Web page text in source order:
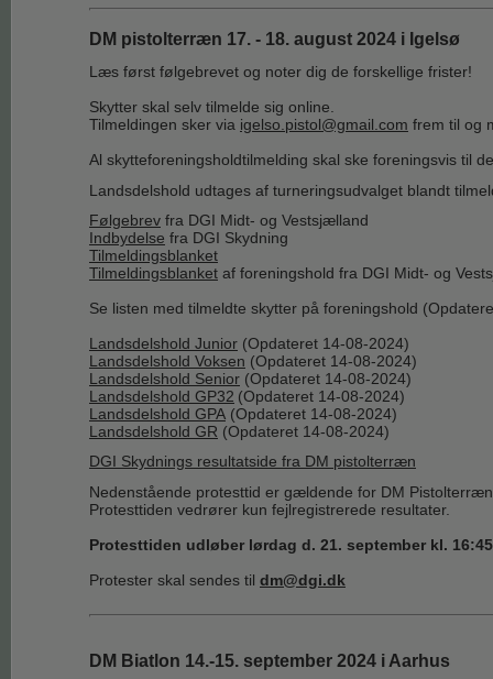
DM pistolterræn 17. - 18. august 2024 i Igelsø
Læs først følgebrevet og noter dig de forskellige frister!
Skytter skal selv tilmelde sig online.
Tilmeldingen sker via igelso.pistol@gmail.com frem til og
Al skytteforeningsholdtilmelding skal ske foreningsvis til
Landsdelshold udtages af turneringsudvalget blandt
Følgebrev fra DGI Midt- og Vestsjælland
Indbydelse fra DGI Skydning
Tilmeldingsblanket
Tilmeldingsblanket af foreningshold fra DGI Midt- og
Se listen med tilmeldte skytter på foreningshold
Landsdelshold Junior (Opdateret 14-08-2024)
Landsdelshold Voksen (Opdateret 14-08-2024)
Landsdelshold Senior (Opdateret 14-08-2024)
Landsdelshold GP32 (Opdateret 14-08-2024)
Landsdelshold GPA (Opdateret 14-08-2024)
Landsdelshold GR (Opdateret 14-08-2024)
DGI Skydnings resultatside fra DM pistolterræn
Nedenstående protesttid er gældende for DM
Protesttiden vedrører kun fejlregistrerede resultater.
Protesttiden udløber lørdag d. 21. september kl. 16:45
Protester skal sendes til dm@dgi.dk
DM Biatlon 14.-15. september 2024 i Aarhus